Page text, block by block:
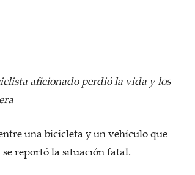
aficionado perdió la vida y los
una bicicleta y un vehículo que
reportó la situación fatal.